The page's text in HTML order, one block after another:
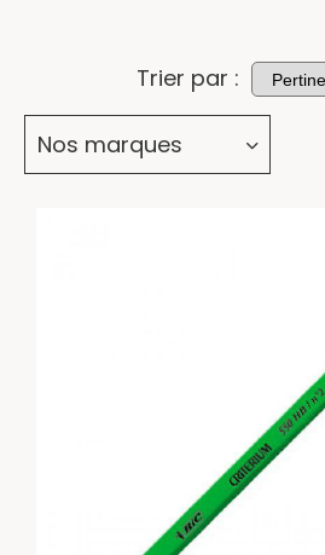
Trier par :
Nos marques